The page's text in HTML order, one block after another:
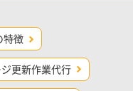
特徴
更新作業代行